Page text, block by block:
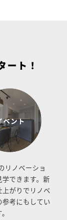
ート！
リノベーショ
学できます。新
がりでリノベ
参考にもしてい